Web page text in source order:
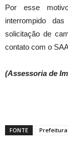
Por esse
interrompido
solicitação de
contato com o
(Assessoria de
FONTE